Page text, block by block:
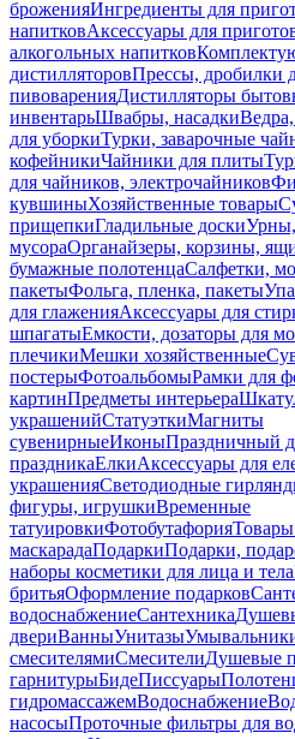
броженияИнгредиенты для
напитковАксессуары для
алкогольных напитков
дистилляторовПрессы, дробилки
пивоваренияДистилляторы
инвентарьШвабры, насадки
для уборкиТурки, заварочные
кофейникиЧайники для плиты
для чайников, электрочайников
кувшиныХозяйственные товары
прищепкиГладильные доски
мусораОрганайзеры, корзины,
бумажные полотенцаСалфетки,
пакетыФольга, пленка, пакеты
для глаженияАксессуары для
шпагатыЕмкости, дозаторы для
плечикиМешки хозяйственные
постерыФотоальбомыРамки для
картинПредметы интерьера
украшенийСтатуэткиМагниты
сувенирныеИконыПраздничный
праздникаЕлкиАксессуары для
украшенияСветодиодные
фигуры, игрушкиВременные
татуировкиФотобутафория
маскарадаПодаркиПодарки,
наборы косметики для лица и тела
бритьяОформление подарков
водоснабжениеСантехника
двериВанныУнитазы
смесителямиСмесителиДушевые
гарнитурыБидеПиссуары
гидромассажемВодоснабжение
насосыПроточные фильтры для